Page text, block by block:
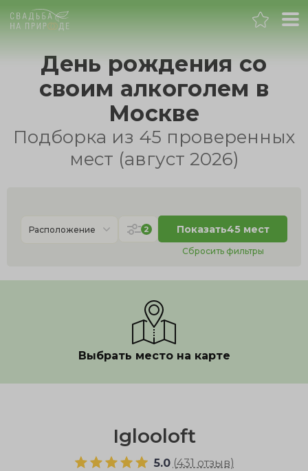
Москва
Банкет
День рождения
Новогодний корпоратив
День рождения со
своим алкоголем в
Москве
Подборка из 45 проверенных
мест (август 2026)
Расположение 2 Показать45 мест
Сбросить фильтры
Выбрать место на карте
Iglooloft
5.0 (431 отзыв)